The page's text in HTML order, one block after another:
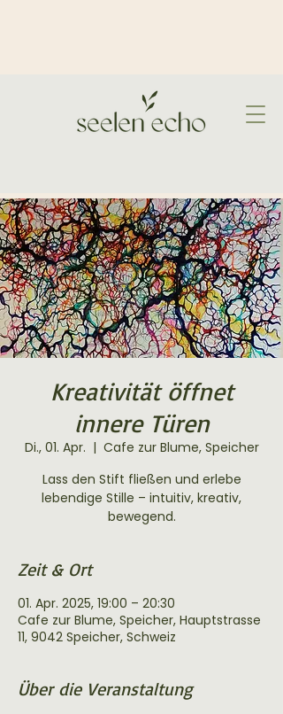
Kreativität öffnet
innere Türen
Di., 01. Apr.
  |
Cafe zur Blume, Speicher
Lass den Stift fließen und erlebe
lebendige Stille – intuitiv, kreativ,
bewegend.
Zeit & Ort
01. Apr. 2025, 19:00 – 20:30
Cafe zur Blume, Speicher, Hauptstrasse
11, 9042 Speicher, Schweiz
Über die Veranstaltung